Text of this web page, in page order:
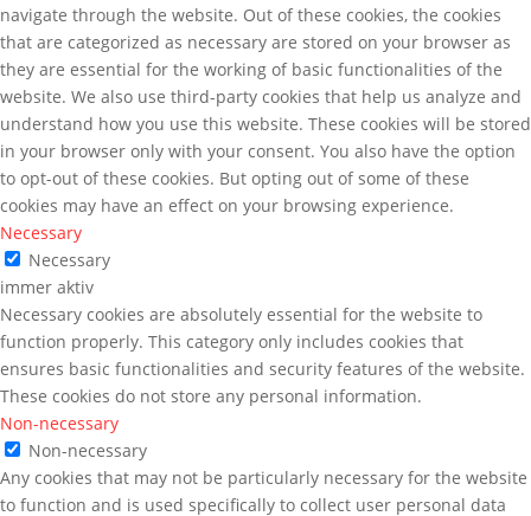
navigate through the website. Out of these cookies, the cookies
that are categorized as necessary are stored on your browser as
they are essential for the working of basic functionalities of the
website. We also use third-party cookies that help us analyze and
understand how you use this website. These cookies will be stored
in your browser only with your consent. You also have the option
to opt-out of these cookies. But opting out of some of these
cookies may have an effect on your browsing experience.
Necessary
Necessary
immer aktiv
Necessary cookies are absolutely essential for the website to
function properly. This category only includes cookies that
ensures basic functionalities and security features of the website.
These cookies do not store any personal information.
Non-necessary
Non-necessary
Any cookies that may not be particularly necessary for the website
to function and is used specifically to collect user personal data